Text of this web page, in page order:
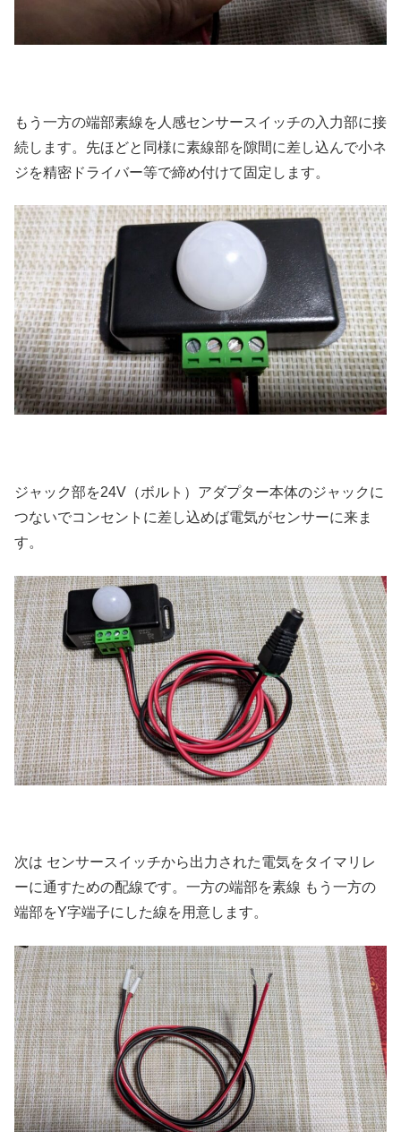
もう一方の端部素線を人感センサースイッチの入力部に接
続します。先ほどと同様に素線部を隙間に差し込んで小ネ
ジを精密ドライバー等で締め付けて固定します。
ジャック部を24V（ボルト）アダプター本体のジャックに
つないでコンセントに差し込めば電気がセンサーに来ま
す。
次は センサースイッチから出力された電気をタイマリレ
ーに通すための配線です。一方の端部を素線 もう一方の
端部をY字端子にした線を用意します。